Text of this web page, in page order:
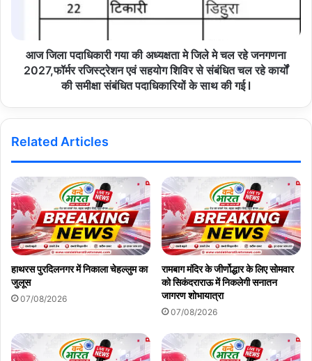
आज जिला पदाधिकारी गया की अध्यक्षता मे जिले मे चल रहे जनगणना
2027,फॉर्मर रजिस्ट्रेशन एवं सहयोग शिविर से संबंधित चल रहे कार्यों
की समीक्षा संबंधित पदाधिकारियों के साथ की गई l
Related Articles
हाथरस पुरदिलनगर में निकाला चेहल्लुम का
जुलूस
07/08/2026
रामबाग मंदिर के जीर्णोद्धार के लिए सोमवार
को सिकंदराराऊ में निकलेगी सनातन
जागरण शोभायात्रा
07/08/2026